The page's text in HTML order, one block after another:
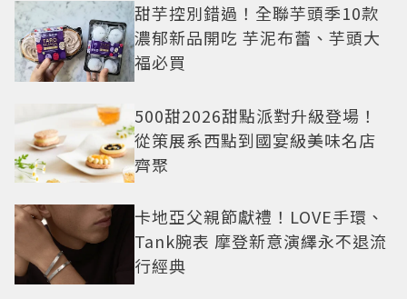
甜芋控別錯過！全聯芋頭季10款
濃郁新品開吃 芋泥布蕾、芋頭大
福必買
500甜2026甜點派對升級登場！
從策展系西點到國宴級美味名店
齊聚
卡地亞父親節獻禮！LOVE手環、
Tank腕表 摩登新意演繹永不退流
行經典